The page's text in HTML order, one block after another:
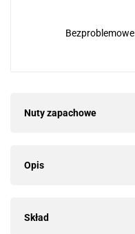
Bezproblemowe
Nuty zapachowe
Opis
Skład